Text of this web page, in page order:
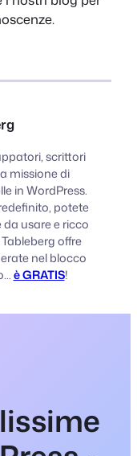
scrittori
missione di
in WordPress.
potete
da usare e ricco
offre
nel blocco
è GRATIS!